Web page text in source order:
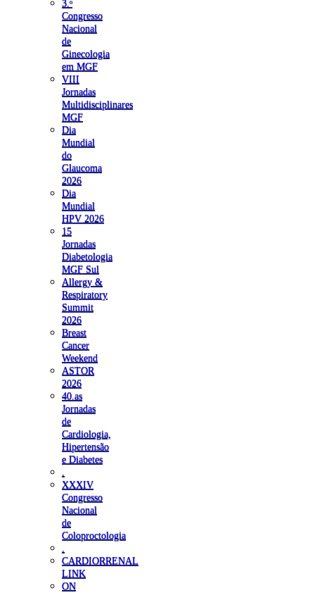
3.ᵒ
Congresso
Nacional
de
Ginecologia
em MGF
VIII
Jornadas
Multidisciplinares
MGF
Dia
Mundial
do
Glaucoma
2026
Dia
Mundial
HPV 2026
15
Jornadas
Diabetologia
MGF Sul
Allergy &
Respiratory
Summit
2026
Breast
Cancer
Weekend
ASTOR
2026
40.as
Jornadas
de
Cardiologia,
Hipertensão
e Diabetes
XXXIV
Congresso
Nacional
de
Coloproctologia
CARDIORRENAL
LINK
ON